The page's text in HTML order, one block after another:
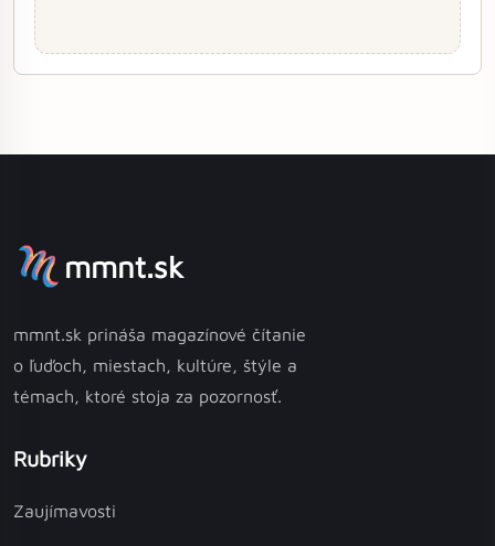
mmnt.sk
mmnt.sk prináša magazínové čítanie
o ľuďoch, miestach, kultúre, štýle a
témach, ktoré stoja za pozornosť.
Rubriky
Zaujímavosti